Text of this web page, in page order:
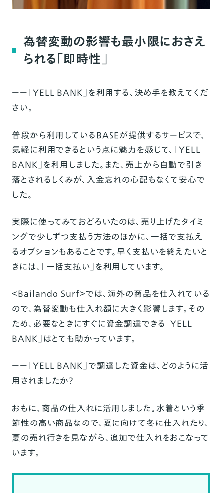
為替変動の影響も最小限におさえ
られる「即時性」
ーー「YELL BANK」を利用する、決め手を教えてくだ
さい。
普段から利用しているBASEが提供するサービスで、
気軽に利用できるという点に魅力を感じて、「YELL
BANK」を利用しました。また、売上から自動で引き
落とされるしくみが、入金忘れの心配もなくて安心で
した。
実際に使ってみておどろいたのは、売り上げたタイミ
ングで少しずつ支払う方法のほかに、一括で支払え
るオプションもあることです。早く支払いを終えたいと
きには、「一括支払い」を利用しています。
＜Bailando Surf＞では、海外の商品を仕入れている
ので、為替変動も仕入れ額に大きく影響します。その
ため、必要なときにすぐに資金調達できる「YELL
BANK」はとても助かっています。
ーー「YELL BANK」で調達した資金は、どのように活
用されましたか？
おもに、商品の仕入れに活用しました。水着という季
節性の高い商品なので、夏に向けて冬に仕入れたり、
夏の売れ行きを見ながら、追加で仕入れをおこなって
います。